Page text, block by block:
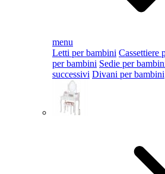
menu
Letti per bambini Cassettiere
per bambini Sedie per
successivi Divani per bambini